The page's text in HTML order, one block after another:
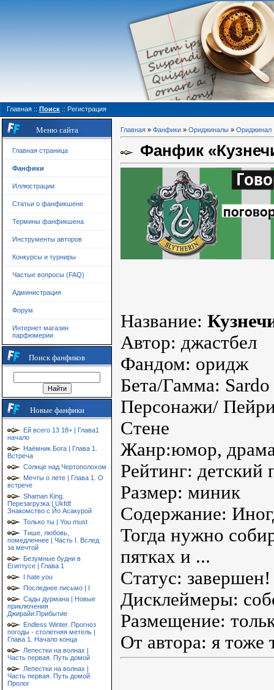
Главная :: Поиск :: Регистрация
Меню сайта
Главная страница
Фанфики
Иллюстрации
Статьи о фанфикшене
Термины фанфикшена
Инструменты авторов
Конкурсы и турниры
Частые вопросы (FAQ)
Администрация
Форум
Интернет магазин
парфюмерии
Поиск фанфиков
Новые фанфики
Ей всего 13 18+ | Глава1
начало
Наёмник Бога | Глава 1.
Встреча
Солнце над Чертополохом
Мечты о лете | Глава 1. О
встрече
Shaman King.
Перезагрузка | Ukfdf
Знакомство с Йо Асакурой
Только ты | You must
Тише, любовь,
помедленнее | Часть I. Вслед
за мечтой
Безумные будни в
Египтусе | Глава 1
I hate you
Последнее письмо | I
Сады дурмана | Новые
приключения
Джирайи:Прибытие
Endless Winter. Прогноз
погоды - столетняя метель |
Глава 1. Начало конца
Лепестки на волнах |
Часть первая. Путь домой
Лепестки на волнах |
Часть первая. Путь домой.
Пролог
Главная » Фанфики » Ориджиналы » Ориджинал
Фанфик
Название:
Автор: джастбел
Фандом: оридж
Бета/Гамма:
Персонажи/
Стене
Жанр:юмор, драма
Рейтинг: детский
Размер: миник
Содержание:
Тогда нужно
пятках и ...
Статус: завершен!
Дисклеймеры:
Размещение:
От автора: я тоже